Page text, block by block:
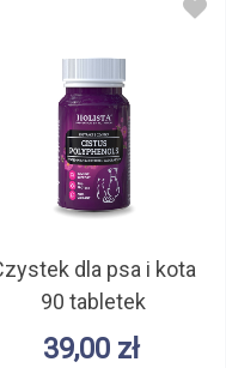
dla psa i kota
90 tabletek
39,00 zł